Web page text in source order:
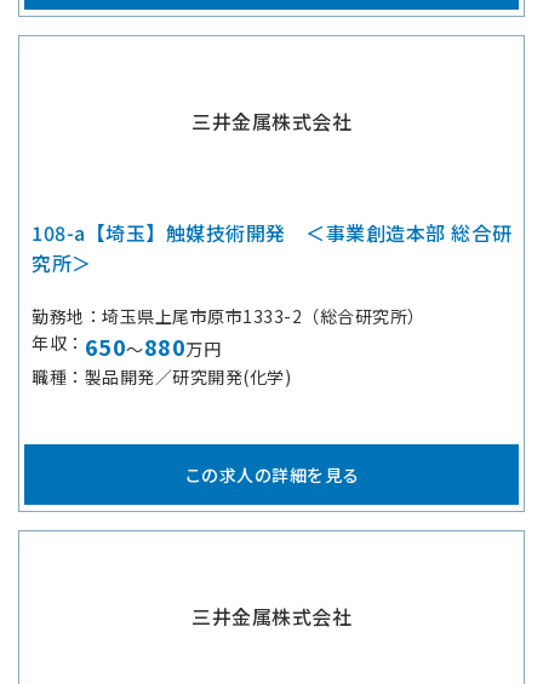
三井金属株式会社
108-a【埼玉】触媒技術開発 ＜事業創造本部 総合研
究所＞
勤務地
埼玉県上尾市原市1333-2（総合研究所）
年収
650～880万円
職種
製品開発／研究開発(化学)
この求人の詳細を見る
三井金属株式会社